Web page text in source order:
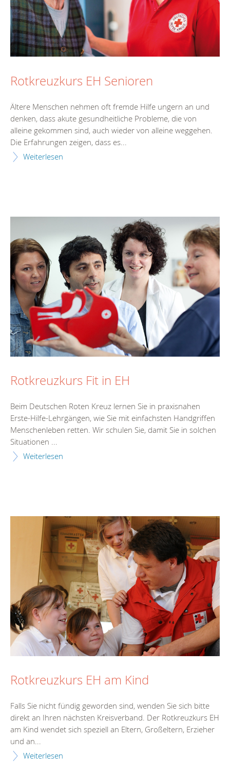
Rotkreuzkurs EH Senioren
Ältere Menschen nehmen oft fremde Hilfe ungern an und
denken, dass akute gesundheitliche Probleme, die von
alleine gekommen sind, auch wieder von alleine weggehen.
Die Erfahrungen zeigen, dass es...
Weiterlesen
Rotkreuzkurs Fit in EH
Beim Deutschen Roten Kreuz lernen Sie in praxisnahen
Erste-Hilfe-Lehrgängen, wie Sie mit einfachsten Handgriffen
Menschenleben retten. Wir schulen Sie, damit Sie in solchen
Situationen ...
Weiterlesen
Rotkreuzkurs EH am Kind
Falls Sie nicht fündig geworden sind, wenden Sie sich bitte
direkt an Ihren nächsten Kreisverband. Der Rotkreuzkurs EH
am Kind wendet sich speziell an Eltern, Großeltern, Erzieher
und an...
Weiterlesen